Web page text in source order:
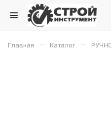
Главная – Каталог –